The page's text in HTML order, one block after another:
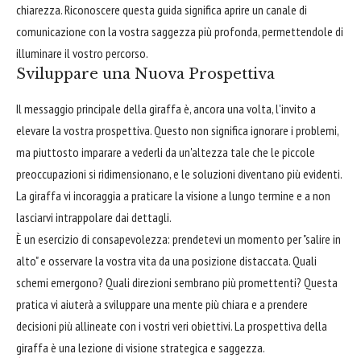
chiarezza. Riconoscere questa guida significa aprire un canale di
comunicazione con la vostra saggezza più profonda, permettendole di
illuminare il vostro percorso.
Sviluppare una Nuova Prospettiva
Il messaggio principale della giraffa è, ancora una volta, l'invito a
elevare la vostra prospettiva. Questo non significa ignorare i problemi,
ma piuttosto imparare a vederli da un'altezza tale che le piccole
preoccupazioni si ridimensionano, e le soluzioni diventano più evidenti.
La giraffa vi incoraggia a praticare la visione a lungo termine e a non
lasciarvi intrappolare dai dettagli.
È un esercizio di consapevolezza: prendetevi un momento per "salire in
alto" e osservare la vostra vita da una posizione distaccata. Quali
schemi emergono? Quali direzioni sembrano più promettenti? Questa
pratica vi aiuterà a sviluppare una mente più chiara e a prendere
decisioni più allineate con i vostri veri obiettivi. La prospettiva della
giraffa è una lezione di visione strategica e saggezza.